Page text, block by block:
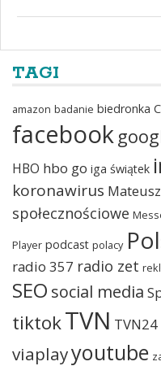
TAGI
amazon badanie biedronka
facebook
HBO hbo go iga świątek
koronawirus
społecznościowe
Player podcast polacy
radio 357 radio zet
SEO social media
tiktokTVN TVN24
viaplayyoutube